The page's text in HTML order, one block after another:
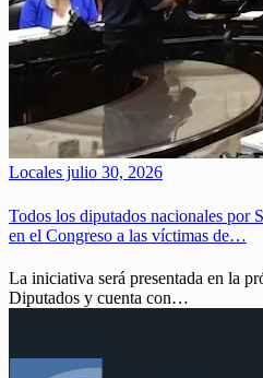
Locales julio 30, 2026
Todos los diputados nacionales por
en el Congreso a las víctimas de…
La iniciativa será presentada en la
Diputados y cuenta con…